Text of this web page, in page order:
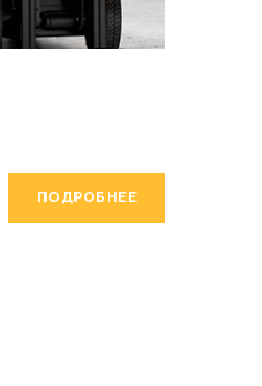
ПОДРОБНЕЕ